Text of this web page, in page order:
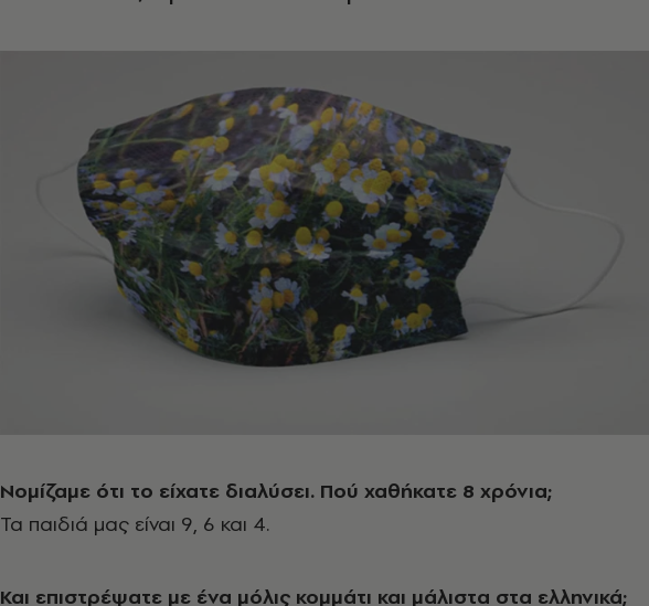
Νομίζαμε ότι το είχατε διαλύσει. Πού χαθήκατε 8 χρόνια;
Τα παιδιά μας είναι 9, 6 και 4.
Και επιστρέψατε με ένα μόλις κομμάτι και μάλιστα στα ελληνικά;